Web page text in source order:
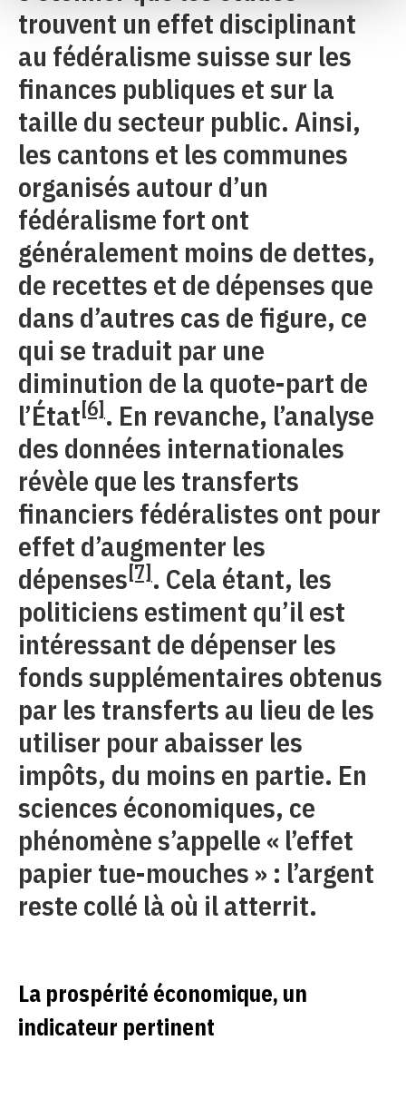
trouvent un effet disciplinant
au fédéralisme suisse sur les
finances publiques et sur la
taille du secteur public. Ainsi,
les cantons et les communes
organisés autour d’un
fédéralisme fort ont
généralement moins de dettes,
de recettes et de dépenses que
dans d’autres cas de figure, ce
qui se traduit par une
diminution de la quote-part de
l’État[6]. En revanche, l’analyse
des données internationales
révèle que les transferts
financiers fédéralistes ont pour
effet d’augmenter les
dépenses[7]. Cela étant, les
politiciens estiment qu’il est
intéressant de dépenser les
fonds supplémentaires obtenus
par les transferts au lieu de les
utiliser pour abaisser les
impôts, du moins en partie. En
sciences économiques, ce
phénomène s’appelle « l’effet
papier tue-mouches » : l’argent
reste collé là où il atterrit.
La prospérité économique, un
indicateur pertinent